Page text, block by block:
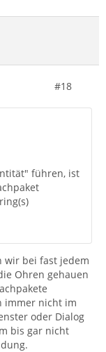
#18
führen, ist
wir bei fast jedem
Ohren gehauen
immer nicht im
oder Dialog
bis gar nicht